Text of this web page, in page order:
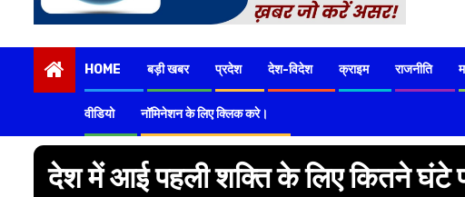
HOME बड़ी खबर प्रदेश देश-विदेश क्राइम राजनीति
वीडियो नॉमिनेशन के लिए क्लिक करे।
देश में आई पहली शक्ति के लिए कितने घंटे